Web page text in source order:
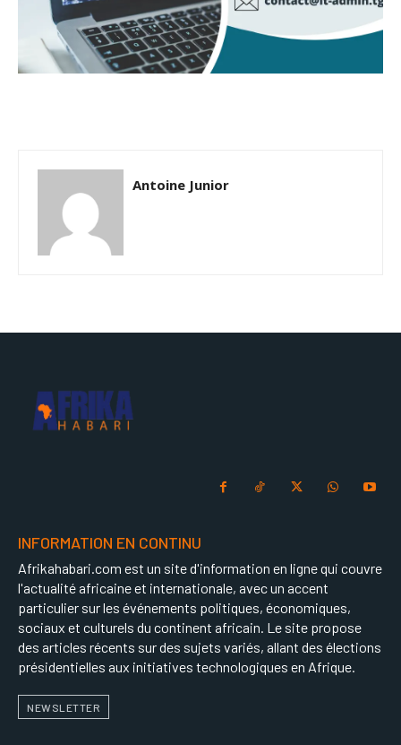
Antoine Junior
INFORMATION EN CONTINU
Afrikahabari.com est un site d'information en ligne qui couvre
l'actualité africaine et internationale, avec un accent
particulier sur les événements politiques, économiques,
sociaux et culturels du continent africain. Le site propose
des articles récents sur des sujets variés, allant des élections
présidentielles aux initiatives technologiques en Afrique.
NEWSLETTER